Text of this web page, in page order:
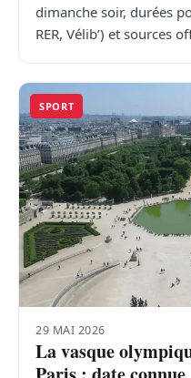
dimanche soir, durées
RER, Vélib’) et sources
SPORT
29 MAI 2026
La vasque